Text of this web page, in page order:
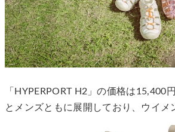
「HYPERPORT H2」の価格は15,400
とメンズともに展開しており、ウイメ